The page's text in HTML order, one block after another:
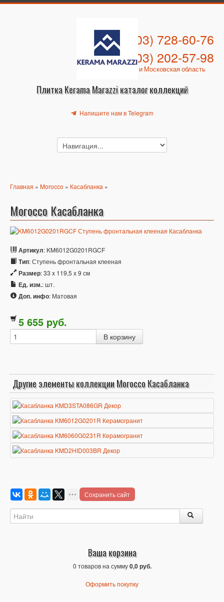
Плитка Kerama Marazzi каталог коллекций
+7 (903) 728-60-76
+7 (903) 202-57-98
Москва и Московская область
Напишите нам в Telegram
Главная » Morocco » Касабланка »
Morocco Касабланка
Артикул: KM6012G0201RGCF
Тип: Ступень фронтальная клееная
Размер: 33 x 119,5 x 9 см
Ед. изм.: шт.
Доп. инфо: Матовая
5 655 pуб.
Другие элементы коллекции Morocco Касабланка
Сохранить сайт
Ваша корзина
0 товаров на сумму0,0 руб.
Оформить покупку